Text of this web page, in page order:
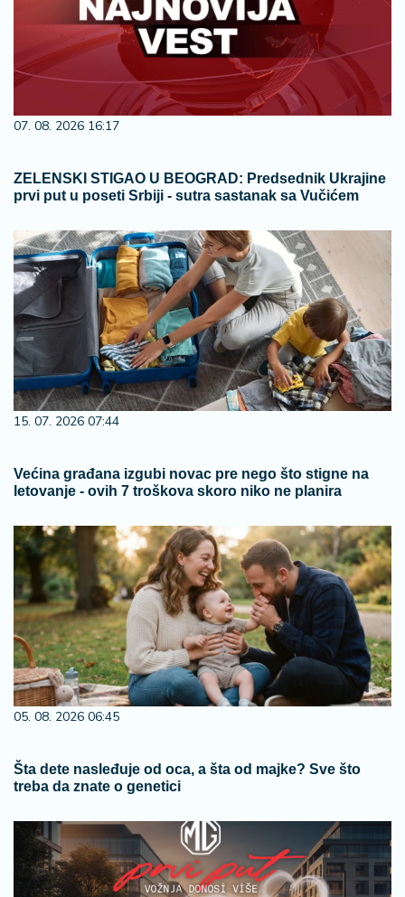
07. 08. 2026 16:17
ZELENSKI STIGAO U BEOGRAD: Predsednik Ukrajine
prvi put u poseti Srbiji - sutra sastanak sa Vučićem
15. 07. 2026 07:44
Većina građana izgubi novac pre nego što stigne na
letovanje - ovih 7 troškova skoro niko ne planira
05. 08. 2026 06:45
Šta dete nasleđuje od oca, a šta od majke? Sve što
treba da znate o genetici